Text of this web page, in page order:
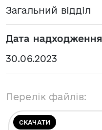
Загальний відділ
Дата надходження
30.06.2023
Перелік файлів:
СКАЧАТИ